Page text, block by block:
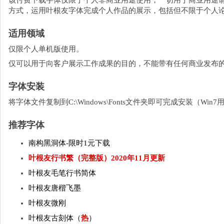
方式，运用叶根友字体完成个人作品的展示，包括但不限于个人
适用领域
仅限个人单机版使用。
仅可以用于向客户展示工作成果的目的，不能带有任何商业发布
字体安装
将字体文件复制到C:\Windows\Fonts文件夹即可完成安装（Win7
推荐字体
南构黑洞体-限时1元下载
叶根友行书繁（完整版）2020年11月更新
叶根友毛笔行书简体
叶根友唐楷飞墨
叶根友微刚
叶根友古刻体（热）